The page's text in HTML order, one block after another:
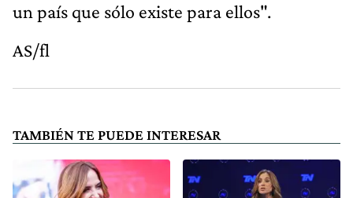
un país que sólo existe para ellos".
AS/fl
TAMBIÉN TE PUEDE INTERESAR